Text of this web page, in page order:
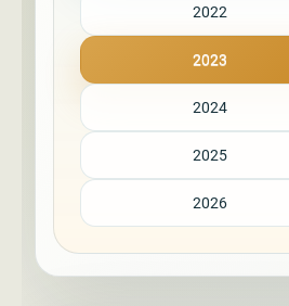
2022
2023
2024
2025
2026